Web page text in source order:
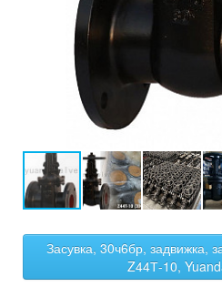
Засувка, 30ч6бр, задвижка,
Z44Т-10,